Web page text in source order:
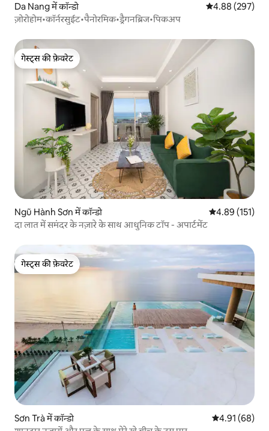
Da Nang में कॉन्डो औसत रेटिंग 5 में से
4.88 (297)
ज़ोरोहोम•कॉर्नरसुईट•पैनोरमिक•ड्रैगनब्रिज•पिकअप
गेस्ट्स की फ़ेवरेट
गेस्ट्स की फ़ेवरेट
Ngũ Hành Sơn में कॉन्डो औसत रेटिंग 5 में से
4.89 (151)
दा लात में समंदर के नज़ारे के साथ आधुनिक टॉप - अपार्टमेंट
गेस्ट्स की फ़ेवरेट
गेस्ट्स की फ़ेवरेट
Sơn Trà में कॉन्डो औसत रेटिंग 5 में
4.91 (68)